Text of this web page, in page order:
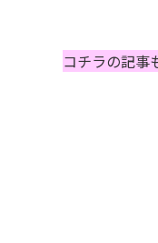
コチラの記事